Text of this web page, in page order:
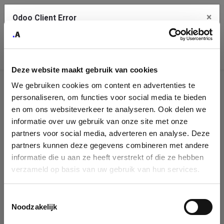
Deze website maakt gebruik van cookies
We gebruiken cookies om content en advertenties te
personaliseren, om functies voor social media te bieden
en om ons websiteverkeer te analyseren. Ook delen we
informatie over uw gebruik van onze site met onze
partners voor social media, adverteren en analyse. Deze
partners kunnen deze gegevens combineren met andere
informatie die u aan ze heeft verstrekt of die ze hebben
verzameld op basis van uw gebruik van hun services.
Noodzakelijk
Company
Identification
Please fill in your company details
You can search a company in our database by name, VAT or
enterprise ID. When a company is selected it will auto-complete the
form. If you don't find your company in our database, you can create
Odoo Client Error ×
service.
See details
Ok